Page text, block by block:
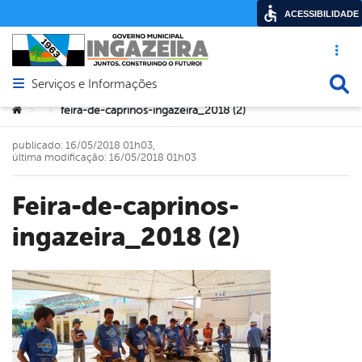
Acesso
Abrir menu principal de navegação
Serviços e Informações
Você está aqui:
> > feira-de-caprinos-ingazeira_2018 (2)
feira-de-caprinos-
ingazeira_2018 (2)
publicado: 16/05/2018 01h03,
última modificação: 16/05/2018 01h03
ACESSIBILIDADE